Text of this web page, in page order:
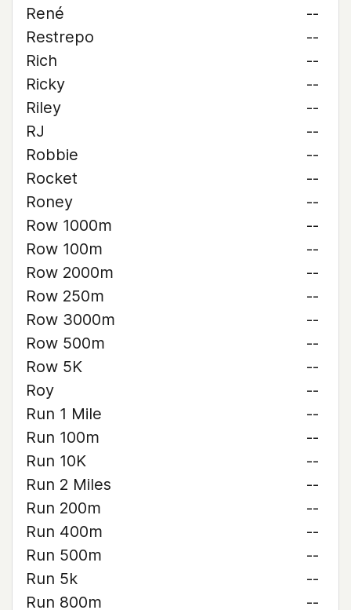
René
--
Restrepo
--
Rich
--
Ricky
--
Riley
--
RJ
--
Robbie
--
Rocket
--
Roney
--
Row 1000m
--
Row 100m
--
Row 2000m
--
Row 250m
--
Row 3000m
--
Row 500m
--
Row 5K
--
Roy
--
Run 1 Mile
--
Run 100m
--
Run 10K
--
Run 2 Miles
--
Run 200m
--
Run 400m
--
Run 500m
--
Run 5k
--
Run 800m
--